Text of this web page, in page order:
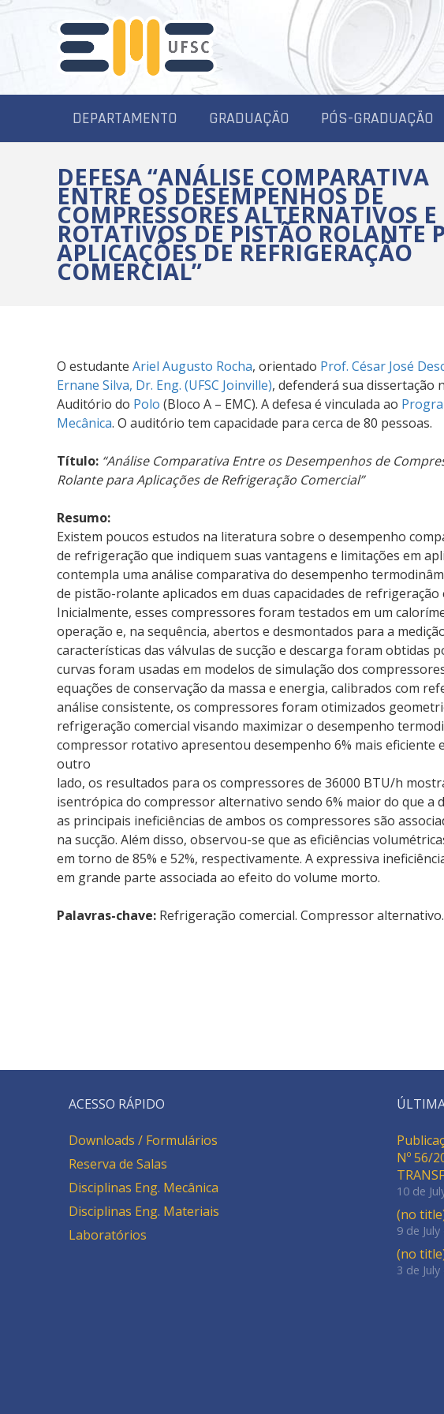
DEPARTAMENTO GRADUAÇÃO PÓS-GRADUAÇÃO
DEFESA “ANÁLISE COMPARATIVA
ENTRE OS DESEMPENHOS DE
COMPRESSORES ALTERNATIVOS E
ROTATIVOS DE PISTÃO ROLANTE
APLICAÇÕES DE REFRIGERAÇÃO
COMERCIAL”
O estudante Ariel Augusto Rocha, orientado Prof. César José
Ernane Silva, Dr. Eng. (UFSC Joinville), defenderá sua dissertação
Auditório do Polo (Bloco A – EMC). A defesa é vinculada ao
Mecânica. O auditório tem capacidade para cerca de 80 pessoas.
Título: “Análise Comparativa Entre os Desempenhos de
Rolante para Aplicações de Refrigeração Comercial”
Resumo:
Existem poucos estudos na literatura sobre o desempenho
de refrigeração que indiquem suas vantagens e limitações em
contempla uma análise comparativa do desempenho
de pistão-rolante aplicados em duas capacidades de
Inicialmente, esses compressores foram testados em um
operação e, na sequência, abertos e desmontados para a
características das válvulas de sucção e descarga foram obtidas
curvas foram usadas em modelos de simulação dos
equações de conservação da massa e energia, calibrados com
análise consistente, os compressores foram otimizados
refrigeração comercial visando maximizar o desempenho
compressor rotativo apresentou desempenho 6% mais eficiente
outro
lado, os resultados para os compressores de 36000 BTU/h
isentrópica do compressor alternativo sendo 6% maior do que
as principais ineficiências de ambos os compressores são
na sucção. Além disso, observou-se que as eficiências
em torno de 85% e 52%, respectivamente. A expressiva
em grande parte associada ao efeito do volume morto.
Palavras-chave: Refrigeração comercial. Compressor
ACESSO RÁPIDO
Downloads / Formulários
Reserva de Salas
Disciplinas Eng. Mecânica
Disciplinas Eng. Materiais
Laboratórios
Nº 56/
10 de
(no
9 de
(no
3 de